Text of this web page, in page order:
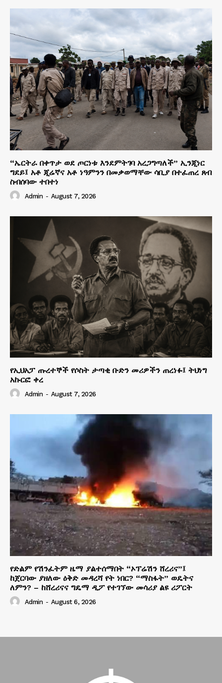
“ኤርትራ በቀጥታ ወደ ጦርነቱ እንደምትገባ አረጋግጣለች” ኢንጂነር
ግደይ፤ አቶ ጂሬኛና አቶ ነዓምንን በመቃወማቸው ሳቢያ በተፈጠረ ጸብ
ስብሰባው ተበተነ
Admin - August 7, 2026
የኢህአፓ ጡረተኞች የሶስት ታጣቂ ቡድን መሪዎችን ጠረነፉ፤ ትህነግ
አኩርፎ ቀረ
Admin - August 7, 2026
የድልም የሽንፈትም ዜማ ያልተሰማበት “ኦፕሬሽን ሸረሪና”፤
ከጀርባው ያዘለው ዕቅድ መዳረሻ የት ነበር? “ማስፋት” ወዴትና
ለምን? – ከሸረሪናና ግዴማ ዲፖ የተገኘው መሳሪያ ልዩ ሪፖርት
Admin - August 6, 2026